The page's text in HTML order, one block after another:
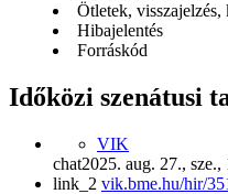
Ötletek, visszajelzés,
Hibajelentés
Forráskód
Időközi szenátusi
VIK
chat2025. aug. 27., sze.,
link_2 vik.bme.hu/hir/